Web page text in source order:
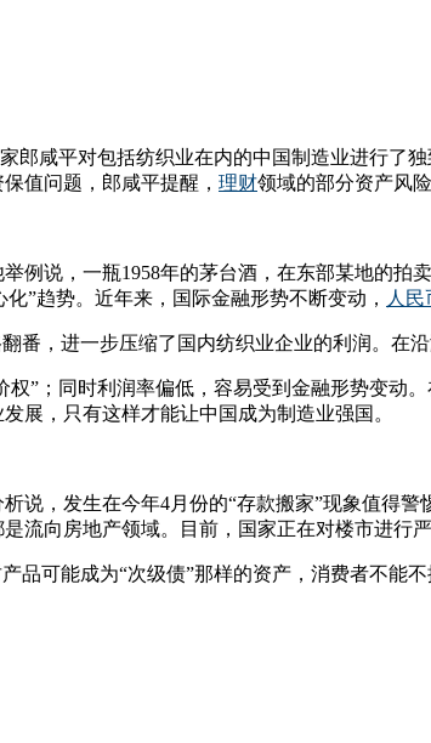
咸平对包括纺织业在内的中国制造业进行了
值问题，郎咸平提醒， 理财领域的部分资产风
说，一瓶1958年的茅台酒，在东部某地的拍
”趋势。近年来，国际金融形势不断变动， 人民
，进一步压缩了国内纺织业企业的利润。在
”；同时利润率偏低，容易受到金融形势变动
展，只有这样才能让中国成为制造业强国。
说，发生在今年4月份的“存款搬家”现象值得
向房地产领域。目前，国家正在对楼市进行
品可能成为“次级债”那样的资产，消费者不能